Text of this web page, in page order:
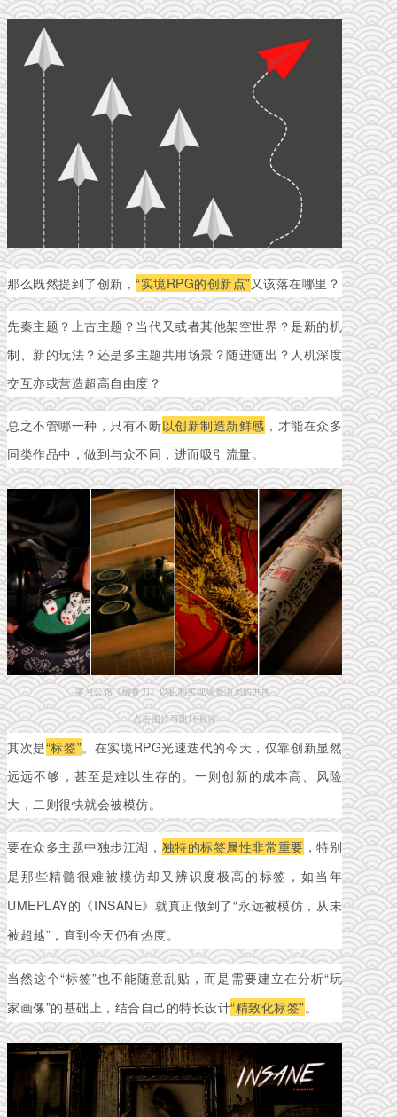
那么既然提到了创新， “实境RPG的创新点”又该落在哪里？
先秦主题？上古主题？当代又或者其他架空世界？是新的机
制、新的玩法？还是多主题共用场景？随进随出？人机深度
交互亦或营造超高自由度？
总之不管哪一种，只有不断以创新制造新鲜感 ，才能在众多
同类作品中，做到与众不同，进而吸引流量。
零号公馆《绣春刀》以机制实现场景演员的共用
点击图片可跳转测评
其次是“标签”。在实境RPG光速迭代的今天，仅靠创新显然
远远不够，甚至是难以生存的。一则创新的成本高、风险
大，二则很快就会被模仿。
要在众多主题中独步江湖， 独特的标签属性非常重要 ，特别
是那些精髓很难被模仿却又辨识度极高的标签，如当年
UMEPLAY的《INSANE》就真正做到了“永远被模仿，从未
被超越”，直到今天仍有热度。
当然这个“标签”也不能随意乱贴，而是需要建立在分析“玩
家画像”的基础上，结合自己的特长设计“精致化标签”。